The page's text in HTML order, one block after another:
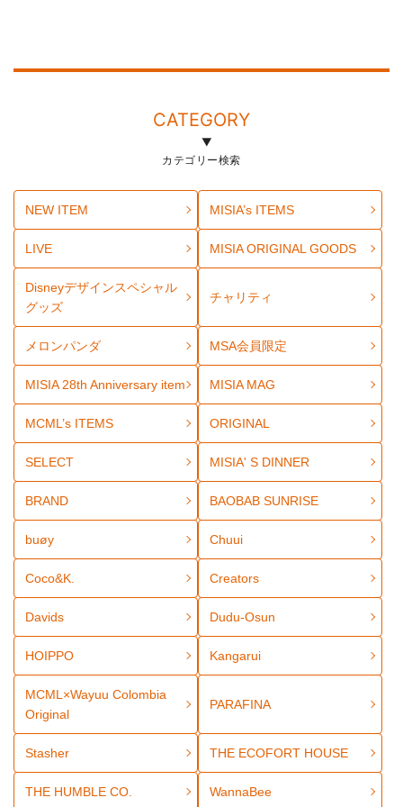
CATEGORY
カテゴリー検索
NEW ITEM MISIA’s ITEMS
LIVE MISIA ORIGINAL GOODS
Disneyデザインスペシャル
グッズ
チャリティ
メロンパンダ MSA会員限定
MISIA 28th Anniversary item MISIA MAG
MCML’s ITEMS ORIGINAL
SELECT MISIA' S DINNER
BRAND BAOBAB SUNRISE
buøy Chuui
Coco&K. Creators
Davids Dudu-Osun
HOIPPO Kangarui
MCML×Wayuu Colombia
Original
PARAFINA
Stasher THE ECOFORT HOUSE
THE HUMBLE CO. WannaBee